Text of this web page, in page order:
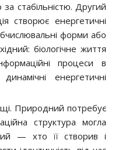
стабільністю. Другий
створює енергетичні
форми або
біологічне життя
процеси в
енергетичні
Природний потребує
структура могла
— хто її створив і